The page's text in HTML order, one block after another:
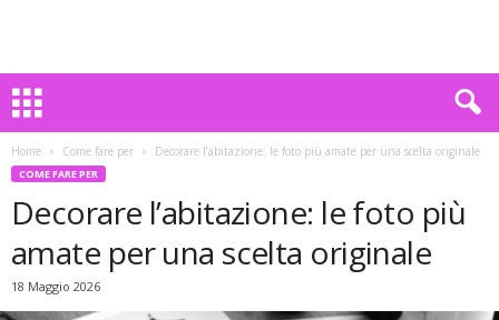
Home Come fare per Decorare l’abitazione: le foto più amate per una scelta originale
COME FARE PER
Decorare l’abitazione: le foto più
amate per una scelta originale
18 Maggio 2026